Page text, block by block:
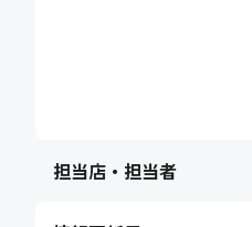
担当店・担当者